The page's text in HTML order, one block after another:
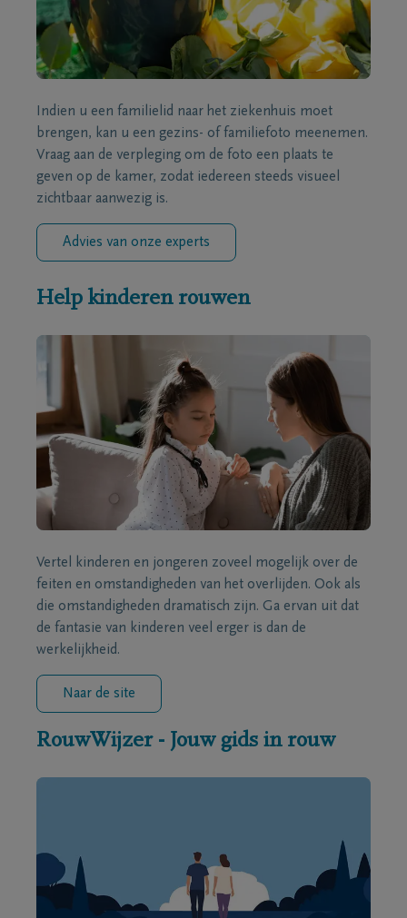
Indien u een familielid naar het ziekenhuis moet
brengen, kan u een gezins- of familiefoto meenemen.
Vraag aan de verpleging om de foto een plaats te
geven op de kamer, zodat iedereen steeds visueel
zichtbaar aanwezig is.
Advies van onze experts
Help kinderen rouwen
Vertel kinderen en jongeren zoveel mogelijk over de
feiten en omstandigheden van het overlijden. Ook als
die omstandigheden dramatisch zijn. Ga ervan uit dat
de fantasie van kinderen veel erger is dan de
werkelijkheid.
Naar de site
RouwWijzer - Jouw gids in rouw